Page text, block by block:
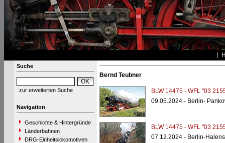
Suche
zur erweiterten Suche
Navigation
Geschichte & Hintergründe
Länderbahnen
DRG-Einheitslokomotiven
Bernd Teubner
BLW 14475 - WFL "03
09.05.2024 - Berlin-
BLW 14475 - WFL "03
07.12.2024 - Berlin-